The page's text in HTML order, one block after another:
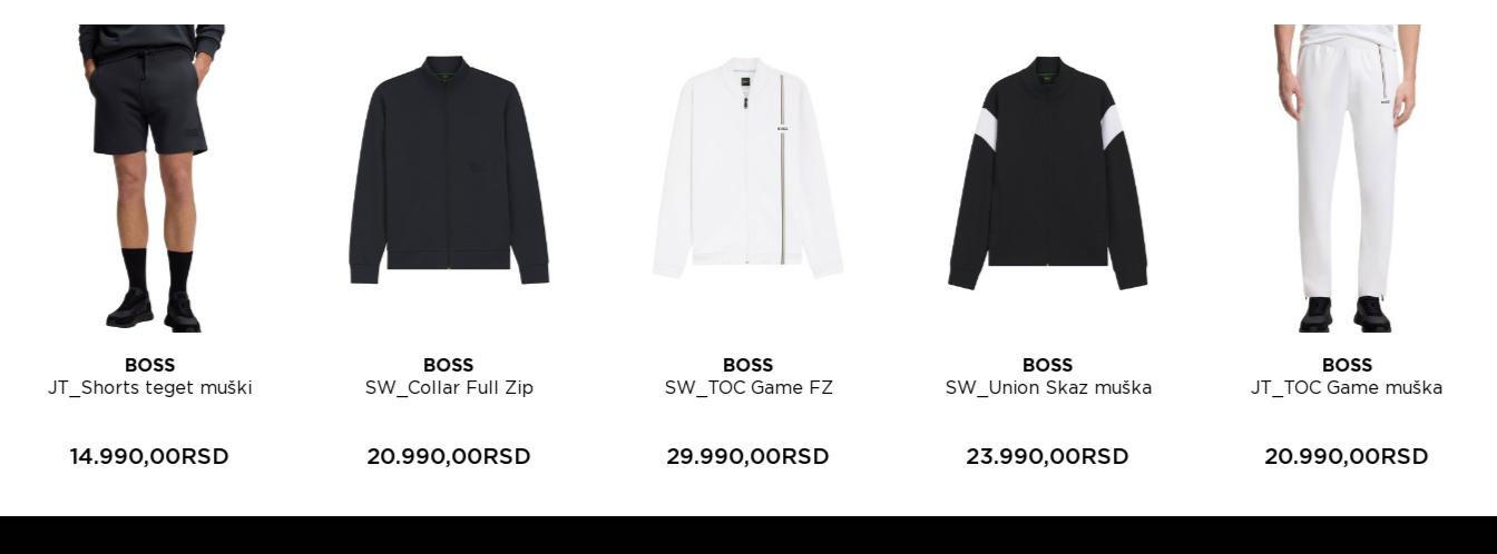
BOSS
JT_Shorts teget muški
14.990,00RSD
BOSS
SW_Collar Full Zip
20.990,00RSD
BOSS
SW_TOC Game FZ
29.990,00RSD
BOSS
SW_Union Skaz muška
23.990,00RSD
BOSS
JT_TOC Game muška
20.990,00RSD